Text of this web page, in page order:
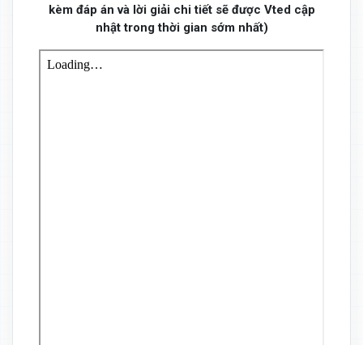
kèm đáp án và lời giải chi tiết sẽ được Vted cập
nhật trong thời gian sớm nhất)